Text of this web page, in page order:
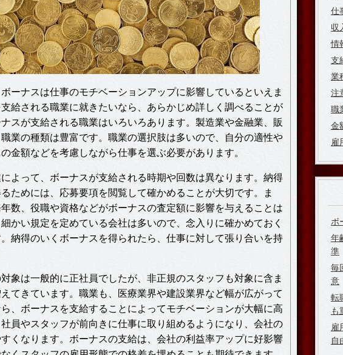
ーナスは仕事のモチベーションアップに影響しているといえま
給される職業に就きたいなら、あらかじめ詳しく調べることが
スが支給される職業はいろいろあります。製造業や金融業、販
業の種類は豊富です。職業の選択肢は多いので、自分の適性や
金額などを考慮しながら仕事を選ぶ必要があります。
よって、ボーナスが支給される時期や回数は異なります。納得
ためには、応募要項を閲覧して確かめることが大切です。ま
数、役職や資格などがボーナスの査定額に影響を与えることは
かい規定を定めている会社は多いので、念入りに確かめておく
納得のいくボーナスを得られたら、仕事に対して張り合いを持
象は一般的に正社員でしたが、非正規のスタッフも対象に含ま
てきています。職業も、医療業界や建設業界など幅が広がって
、ボーナスを支給することによってモチベーションが大幅に高
員やスタッフが前向きに仕事に取り組めるようになり、会社の
くなります。ボーナスの支給は、会社の利益率アップに好影響
仕
収
情
支
業
注
職
金
雇
ボ
年
準
毎
意
転
も
雇
自